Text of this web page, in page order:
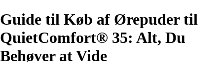
Guide til Køb af Ørepuder til
QuietComfort® 35: Alt, Du
Behøver at Vide